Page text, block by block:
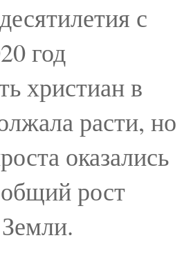
с
год
христиан в
расти, но
оказались
рост